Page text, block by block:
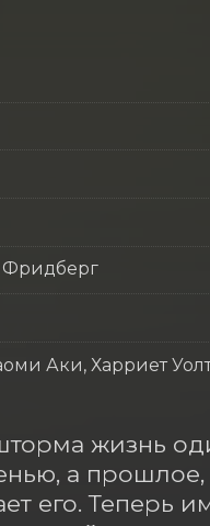
Аки, Харриет
жизнь
а прошлое,
его. Теперь